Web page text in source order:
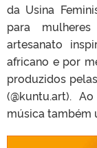
da Usina
para
artesanato
africano e por
produzidos
(@kuntu.art).
música também